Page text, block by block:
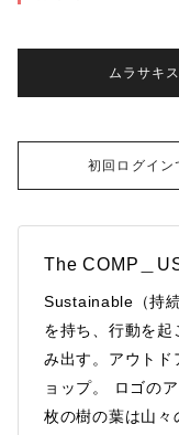
ムラサキ
初回ログイ
The COMP＿
Sustainable（持
を持ち、行動を起
み出す。アウトド
ョップ。 ロゴの
枚の樹の葉は山々